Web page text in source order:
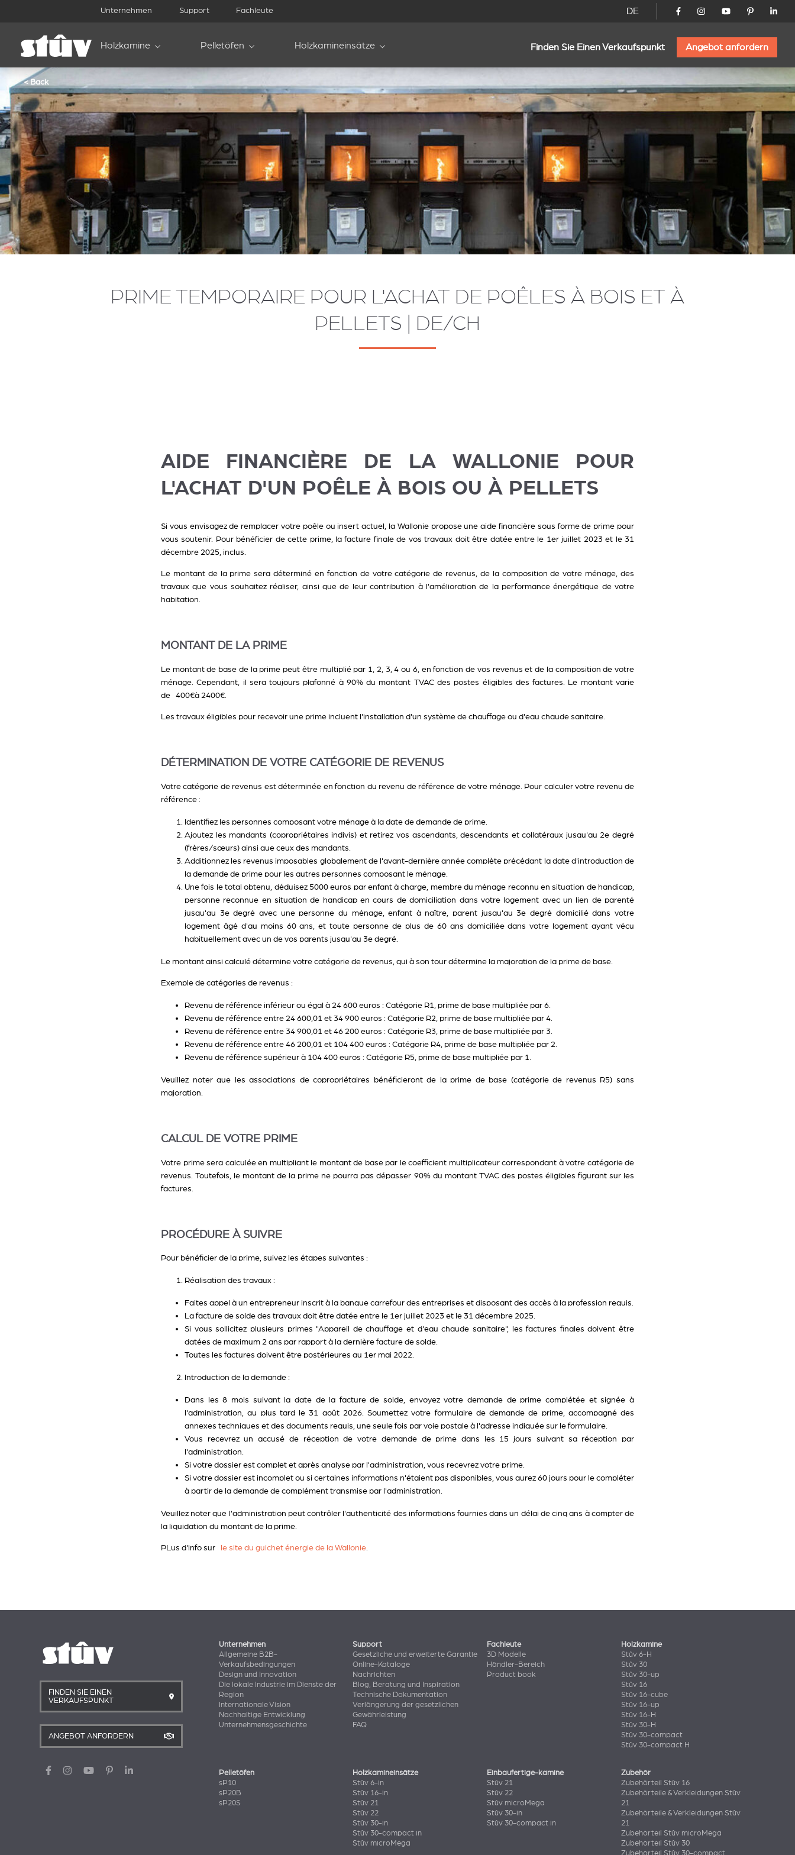
Unternehmen Support Fachleute DE
Holzkamine Pelletöfen Holzkamineinsätze Finden Sie Einen Verkaufspunkt Angebot anfordern
< Back
PRIME TEMPORAIRE POUR L'ACHAT DE POÊLES À BOIS ET À
PELLETS | DE/CH
AIDE FINANCIÈRE DE LA WALLONIE POUR
L'ACHAT D'UN POÊLE À BOIS OU À PELLETS
Si vous envisagez de remplacer votre poêle ou insert actuel, la Wallonie propose une aide financière sous forme de prime pour
vous soutenir. Pour bénéficier de cette prime, la facture finale de vos travaux doit être datée entre le 1er juillet 2023 et le 31
décembre 2025, inclus.
Le montant de la prime sera déterminé en fonction de votre catégorie de revenus, de la composition de votre ménage, des
travaux que vous souhaitez réaliser, ainsi que de leur contribution à l'amélioration de la performance énergétique de votre
habitation.
MONTANT DE LA PRIME
Le montant de base de la prime peut être multiplié par 1, 2, 3, 4 ou 6, en fonction de vos revenus et de la composition de votre
ménage. Cependant, il sera toujours plafonné à 90% du montant TVAC des postes éligibles des factures. Le montant varie
de 400€à 2400€
Les travaux éligibles pour recevoir une prime incluent l'installation d'un système de chauffage ou d'eau chaude sanitaire.
DÉTERMINATION DE VOTRE CATÉGORIE DE REVENUS
Votre catégorie de revenus est déterminée en fonction du revenu de référence de votre ménage. Pour calculer votre revenu de
référence :
Identifiez les personnes composant votre ménage à la date de demande de prime.
Ajoutez les mandants (copropriétaires indivis) et retirez vos ascendants, descendants et collatéraux jusqu'au 2e degré
(frères/sœurs) ainsi que ceux des mandants.
Additionnez les revenus imposables globalement de l'avant-dernière année complète précédant la date d'introduction de
la demande de prime pour les autres personnes composant le ménage.
Une fois le total obtenu, déduisez 5000 euros par enfant à charge, membre du ménage reconnu en situation de handicap,
personne reconnue en situation de handicap en cours de domiciliation dans votre logement avec un lien de parenté
jusqu'au 3e degré avec une personne du ménage, enfant à naître, parent jusqu'au 3e degré domicilié dans votre
logement âgé d'au moins 60 ans, et toute personne de plus de 60 ans domiciliée dans votre logement ayant vécu
habituellement avec un de vos parents jusqu'au 3e degré.
Le montant ainsi calculé détermine votre catégorie de revenus, qui à son tour détermine la majoration de la prime de base.
Exemple de catégories de revenus :
Revenu de référence inférieur ou égal à 24 600 euros : Catégorie R1, prime de base multipliée par 6.
Revenu de référence entre 24 600,01 et 34 900 euros : Catégorie R2, prime de base multipliée par 4.
Revenu de référence entre 34 900,01 et 46 200 euros : Catégorie R3, prime de base multipliée par 3.
Revenu de référence entre 46 200,01 et 104 400 euros : Catégorie R4, prime de base multipliée par 2.
Revenu de référence supérieur à 104 400 euros : Catégorie R5, prime de base multipliée par 1.
Veuillez noter que les associations de copropriétaires bénéficieront de la prime de base (catégorie de revenus R5) sans
majoration.
CALCUL DE VOTRE PRIME
Votre prime sera calculée en multipliant le montant de base par le coefficient multiplicateur correspondant à votre catégorie de
revenus. Toutefois, le montant de la prime ne pourra pas dépasser 90% du montant TVAC des postes éligibles figurant sur les
factures.
PROCÉDURE À SUIVRE
Pour bénéficier de la prime, suivez les étapes suivantes :
Réalisation des travaux :
Faites appel à un entrepreneur inscrit à la banque carrefour des entreprises et disposant des accès à la profession requis.
La facture de solde des travaux doit être datée entre le 1er juillet 2023 et le 31 décembre 2025.
Si vous sollicitez plusieurs primes "Appareil de chauffage et d'eau chaude sanitaire", les factures finales doivent être
datées de maximum 2 ans par rapport à la dernière facture de solde.
Toutes les factures doivent être postérieures au 1er mai 2022.
Introduction de la demande :
Dans les 8 mois suivant la date de la facture de solde, envoyez votre demande de prime complétée et signée à
l'administration, au plus tard le 31 août 2026. Soumettez votre formulaire de demande de prime, accompagné des
annexes techniques et des documents requis, une seule fois par voie postale à l'adresse indiquée sur le formulaire.
Vous recevrez un accusé de réception de votre demande de prime dans les 15 jours suivant sa réception par
l'administration.
Si votre dossier est complet et après analyse par l'administration, vous recevrez votre prime.
Si votre dossier est incomplet ou si certaines informations n'étaient pas disponibles, vous aurez 60 jours pour le compléter
à partir de la demande de complément transmise par l'administration.
Veuillez noter que l'administration peut contrôler l'authenticité des informations fournies dans un délai de cinq ans à compter de
la liquidation du montant de la prime.
PLus d'info sur le site du guichet énergie de la Wallonie.
FINDEN SIE EINEN
VERKAUFSPUNKT
ANGEBOT ANFORDERN
Unternehmen
Allgemeine B2B-
Verkaufsbedingungen
Design und Innovation
Die lokale Industrie im Dienste der
Region
Internationale Vision
Nachhaltige Entwicklung
Unternehmensgeschichte
Support
Gesetzliche und erweiterte Garantie
Online-Kataloge
Nachrichten
Blog, Beratung und Inspiration
Technische Dokumentation
Verlängerung der gesetzlichen
Gewährleistung
FAQ
Fachleute
3D Modelle
Händler-Bereich
Product book
Holzkamine
Stûv 6-H
Stûv 30
Stûv 30-up
Stûv 16
Stûv 16-cube
Stûv 16-up
Stûv 16-H
Stûv 30-H
Stûv 30-compact
Stûv 30-compact H
Pelletöfen
sP10
sP20B
sP20S
Holzkamineinsätze
Stûv 6-in
Stûv 16-in
Stûv 21
Stûv 22
Stûv 30-in
Stûv 30-compact in
Stûv microMega
Einbaufertige-kamine
Stûv 21
Stûv 22
Stûv microMega
Stûv 30-in
Stûv 30-compact in
Zubehör
Zubehörteil Stûv 16
Zubehörteile & Verkleidungen Stûv
21
Zubehörteile & Verkleidungen Stûv
21
Zubehörteil Stûv microMega
Zubehörteil Stûv 30